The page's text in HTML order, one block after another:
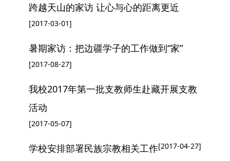
跨越天山的家访 让心与心的距离更近
[2017-03-01]
暑期家访：把边疆学子的工作做到“家”
[2017-08-27]
我校2017年第一批支教师生赴藏开展支教
活动
[2017-05-07]
学校安排部署民族宗教相关工作[2017-04-27]